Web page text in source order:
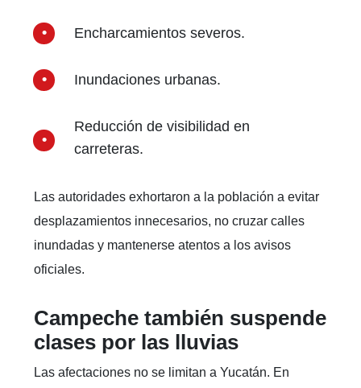
Encharcamientos severos.
Inundaciones urbanas.
Reducción de visibilidad en
carreteras.
Las autoridades exhortaron a la población a evitar
desplazamientos innecesarios, no cruzar calles
inundadas y mantenerse atentos a los avisos
oficiales.
Campeche también suspende
clases por las lluvias
Las afectaciones no se limitan a Yucatán. En